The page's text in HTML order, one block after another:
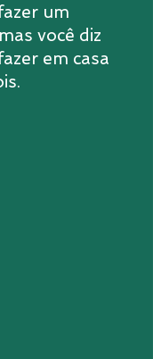
um
você diz
em casa